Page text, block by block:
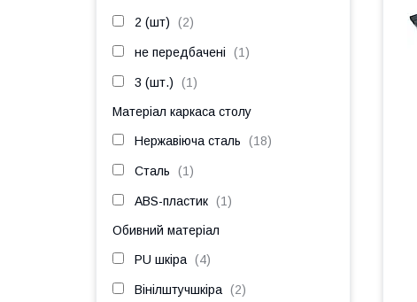
2 (шт) 2
не передбачені 1
3 (шт.) 1
Матеріал каркаса столу
Нержавіюча сталь 18
Сталь 1
ABS-пластик 1
Обивний матеріал
PU шкіра 4
Вінілштучшкіра 2